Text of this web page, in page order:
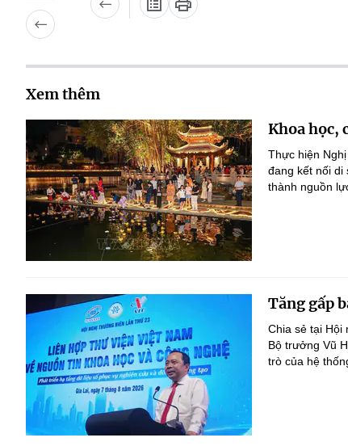
Xem thêm
Khoa học,
Thực hiện
đang kết nối di
thành nguồn
Tăng gấp
Chia sẻ tại Hội
Bộ trưởng Vũ
trò của hệ